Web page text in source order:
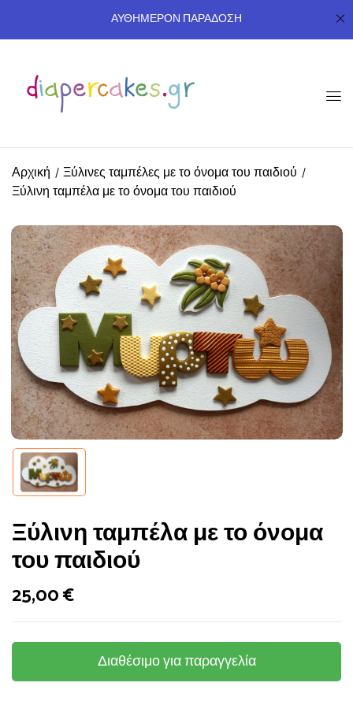
ΑΥΘΗΜΕΡΟΝ ΠΑΡΑΔΟΣΗ
Αρχική
Ξύλινες ταμπέλες με το όνομα του παιδιού
Ξύλινη ταμπέλα με το όνομα του παιδιού
Ξύλινη ταμπέλα με το όνομα
του παιδιού
25,00€
Διαθέσιμο για παραγγελία